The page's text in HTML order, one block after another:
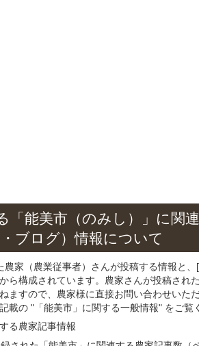
「能美市（のみし）」 に関
・ブログ）情報について
家（農業従事者）さんが投稿する情報と
ら構成されています。農家さんが投稿され
ますので、農家様に直接お問い合わせいた
載の "「能美市」に関する一般情報" をご覧
る農家記事情報